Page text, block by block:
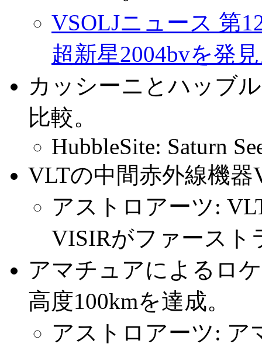
VSOLJニュース 第
超新星2004bvを発
カッシーニとハッブ
比較。
HubbleSite: Saturn
VLTの中間赤外線機
アストロアーツ:
VISIRがファースト
アマチュアによるロ
高度100kmを達成。
アストロアーツ: ア